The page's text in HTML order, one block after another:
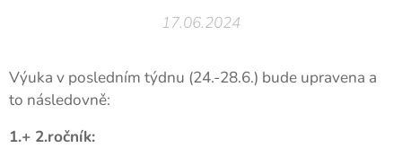
17.06.2024
Výuka v posledním týdnu (24.-28.6.) bude upravena a
to následovně:
1.+ 2.ročník: